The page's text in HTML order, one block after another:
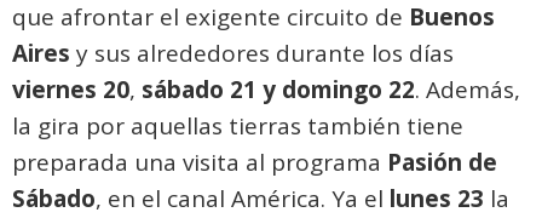
que afrontar el exigente circuito de Buenos
Aires y sus alrededores durante los días
viernes 20, sábado 21 y domingo 22. Además,
la gira por aquellas tierras también tiene
preparada una visita al programa Pasión de
Sábado, en el canal América. Ya el lunes 23 la